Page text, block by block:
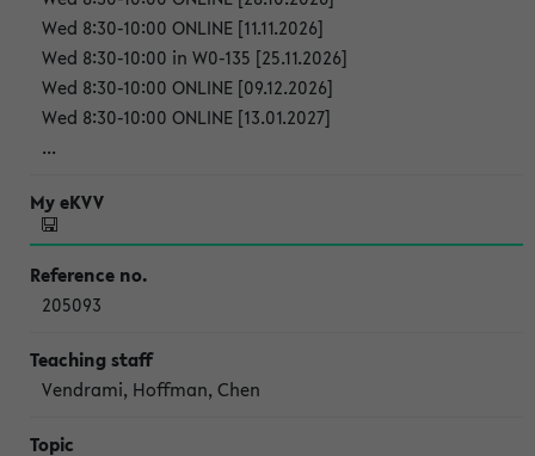
Wed 8:30-10:00 ONLINE [11.11.2026]
Wed 8:30-10:00 in W0-135 [25.11.2026]
Wed 8:30-10:00 ONLINE [09.12.2026]
Wed 8:30-10:00 ONLINE [13.01.2027]
...
205093
Vendrami, Hoffman, Chen